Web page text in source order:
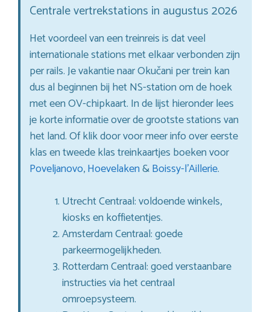
Centrale vertrekstations in augustus 2026
Het voordeel van een treinreis is dat veel
internationale stations met elkaar verbonden zijn
per rails. Je vakantie naar Okučani per trein kan
dus al beginnen bij het NS-station om de hoek
met een OV-chipkaart. In de lijst hieronder lees
je korte informatie over de grootste stations van
het land. Of klik door voor meer info over eerste
klas en tweede klas treinkaartjes boeken voor
Poveljanovo,Hoevelaken&Boissy-l’Aillerie.
Utrecht Centraal: voldoende winkels,
kiosks en koffietentjes.
Amsterdam Centraal: goede
parkeermogelijkheden.
Rotterdam Centraal: goed verstaanbare
instructies via het centraal
omroepsysteem.